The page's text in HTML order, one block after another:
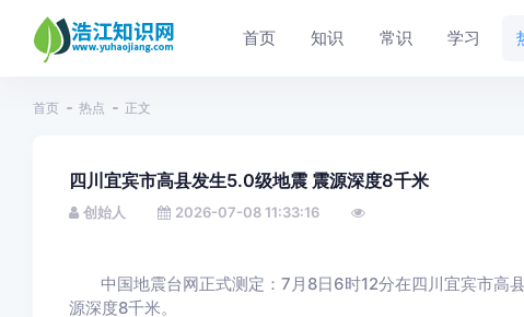
首页 知识 常识 学习
首页 热点 正文
四川宜宾市高县发生5.0级地震 震源深度8千米
创始人 2026-07-08 11:33:16
中国地震台网正式测定：7月8日6时12分在四川宜宾市
源深度8千米。